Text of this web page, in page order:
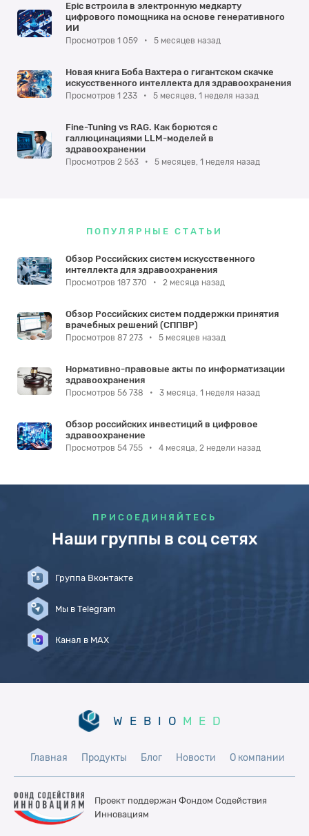
Epic встроила в электронную медкарту
цифрового помощника на основе генеративного
ИИ
Просмотров 1 059 • 5 месяцев назад
Новая книга Боба Вахтера о гигантском скачке
искусственного интеллекта для здравоохранения
Просмотров 1 233 • 5 месяцев, 1 неделя назад
Fine-Tuning vs RAG. Как борются с
галлюцинациями LLM-моделей в
здравоохранении
Просмотров 2 563 • 5 месяцев, 1 неделя назад
ПОПУЛЯРНЫЕ СТАТЬИ
Обзор Российских систем искусственного
интеллекта для здравоохранения
Просмотров 187 370 • 2 месяца назад
Обзор Российских систем поддержки принятия
врачебных решений (СППВР)
Просмотров 87 273 • 5 месяцев назад
Нормативно-правовые акты по информатизации
здравоохранения
Просмотров 56 738 • 3 месяца, 1 неделя назад
Обзор российских инвестиций в цифровое
здравоохранение
Просмотров 54 755 • 4 месяца, 2 недели назад
ПРИСОЕДИНЯЙТЕСЬ
Наши группы в соц сетях
Группа Вконтакте
Мы в Telegram
Канал в MAX
WEBIO MED
Главная Продукты Блог Новости О компании
Проект поддержан Фондом Содействия
Инновациям